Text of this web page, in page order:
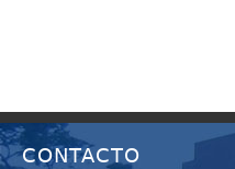
CONTACTO